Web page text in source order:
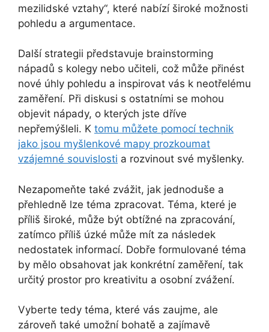
mezilidské vztahy“, které nabízí široké možnosti
pohledu a argumentace.
Další strategii představuje brainstorming
nápadů s kolegy nebo učiteli, což může přinést
nové úhly pohledu a inspirovat vás k neotřelému
zaměření. Při diskusi s ostatními se mohou
objevit nápady, o kterých jste dříve
nepřemýšleli. K tomu můžete pomocí technik
jako jsou myšlenkové mapy prozkoumat
vzájemné souvislosti a rozvinout své myšlenky.
Nezapomeňte také zvážit, jak jednoduše a
přehledně lze téma zpracovat. Téma, které je
příliš široké, může být obtížné na zpracování,
zatímco příliš úzké může mít za následek
nedostatek informací. Dobře formulované téma
by mělo obsahovat jak konkrétní zaměření, tak
určitý prostor pro kreativitu a osobní zvážení.
Vyberte tedy téma, které vás zaujme, ale
zároveň také umožní bohatě a zajímavě